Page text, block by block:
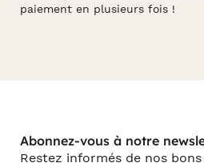
paiement en plusieurs fois !
Abonnez-vous à notre
Restez informés de nos